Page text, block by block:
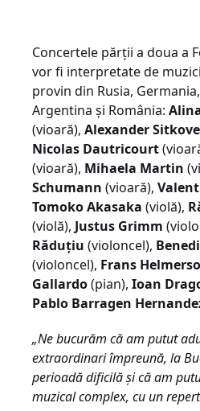
Concertele părții a doua a
vor fi interpretate de
provin din Rusia,
Argentina și România:
(vioară), Alexander
Nicolas Dautricourt
(vioară), Mihaela Martin
Schumann (vioară),
Tomoko Akasaka (violă),
(violă), Justus Grimm
Răduțiu (violoncel),
(violoncel), Frans
Gallardo(pian), Ioan
Pablo Barragen
„Ne bucurăm că am putut
extraordinari împreună, la
perioadă dificilă și că am
muzical complex, cu un